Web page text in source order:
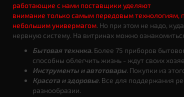
работающие с нами поставщики уделяют
внимание только самым передовым технологиям,
небольшим универмагом. Но при этом не надо,
нервную систему. На витринах можно
Бытовая техника. Более 75 приборов
способны облегчить жизнь - ждут своих
Инструменты и автотовары. Покупки из
Красота и здоровье. Все для поддержания
разнообразии.